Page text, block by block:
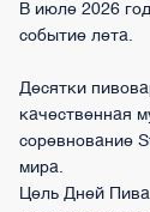
В июле 2026
событие лета.
Десятки
качественная
соревнование
мира.
Цель Дней